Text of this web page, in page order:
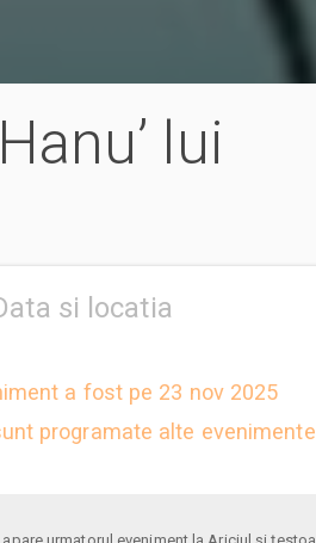
lui
si locatia
a fost pe 23 nov 2025
programate alte evenimente